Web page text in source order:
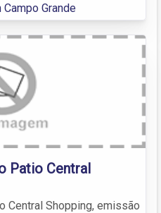
Grande
Patio Central
Central Shopping, emissão